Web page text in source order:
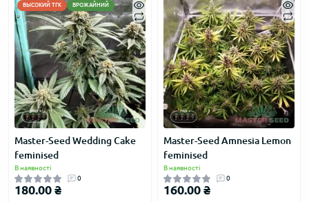
ВЫСОКИЙ ТГК ВРОЖАЙНИЙ
Master-Seed Wedding Cake
feminised
В наявності
0
180.00 ₴
Master-Seed Amnesia Lemon
feminised
В наявності
0
160.00 ₴